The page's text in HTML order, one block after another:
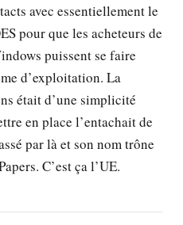
avec essentiellement le
pour que les acheteurs de
puissent se faire
d’exploitation. La
était d’une simplicité
en place l’entachait de
par là et son nom trône
C’est ça l’UE.